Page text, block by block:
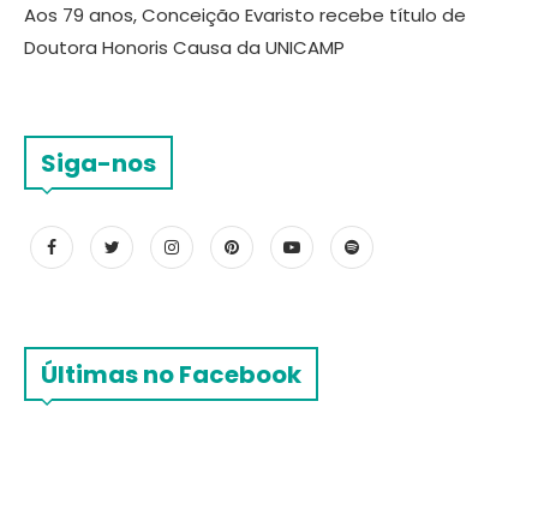
Aos 79 anos, Conceição Evaristo recebe título de
Doutora Honoris Causa da UNICAMP
Siga-nos
Últimas no Facebook